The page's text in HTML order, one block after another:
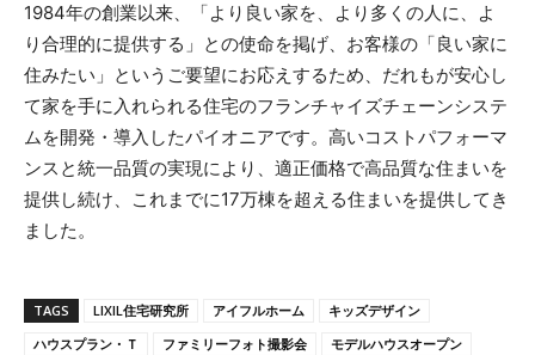
1984年の創業以来、「より良い家を、より多くの人に、よ
り合理的に提供する」との使命を掲げ、お客様の「良い家に
住みたい」というご要望にお応えするため、だれもが安心し
て家を手に入れられる住宅のフランチャイズチェーンシステ
ムを開発・導入したパイオニアです。高いコストパフォーマ
ンスと統一品質の実現により、適正価格で高品質な住まいを
提供し続け、これまでに17万棟を超える住まいを提供してき
ました。
TAGS LIXIL住宅研究所 アイフルホーム
キッズデザイン
ハウスプラン・Ｔ
ファミリーフォト撮影会
モデルハウスオープン